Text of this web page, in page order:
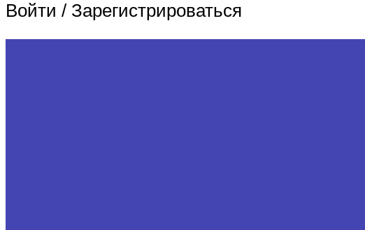
Войти / Зарегистрироваться